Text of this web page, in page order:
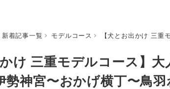
新着記事一覧 モデルコース 【犬とお出かけ 三
かけ 三重モデルコース】
勢神宮〜おかげ横丁〜鳥